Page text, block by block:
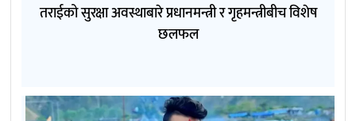
तराईको सुरक्षा अवस्थाबारे प्रधानमन्त्री र गृहमन्त्रीबीच विशेष
छलफल